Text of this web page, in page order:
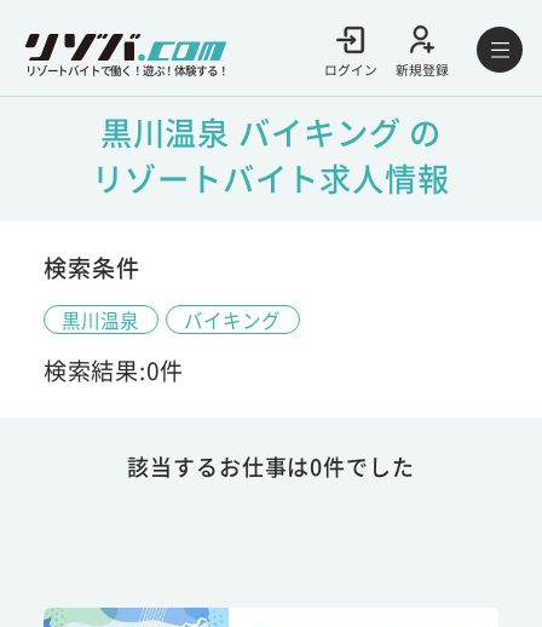
リゾートバイトで働く！遊ぶ！体験する！ ログイン 新規登録
黒川温泉 バイキング の
リゾートバイト求人情報
検索条件
黒川温泉 バイキング
検索結果:0件
該当するお仕事は0件でした